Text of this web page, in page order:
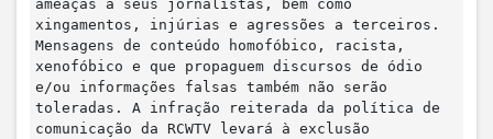
ameaças a seus jornalistas, bem como
xingamentos, injúrias e agressões a terceiros.
Mensagens de conteúdo homofóbico, racista,
xenofóbico e que propaguem discursos de ódio
e/ou informações falsas também não serão
toleradas. A infração reiterada da política de
comunicação da RCWTV levará à exclusão